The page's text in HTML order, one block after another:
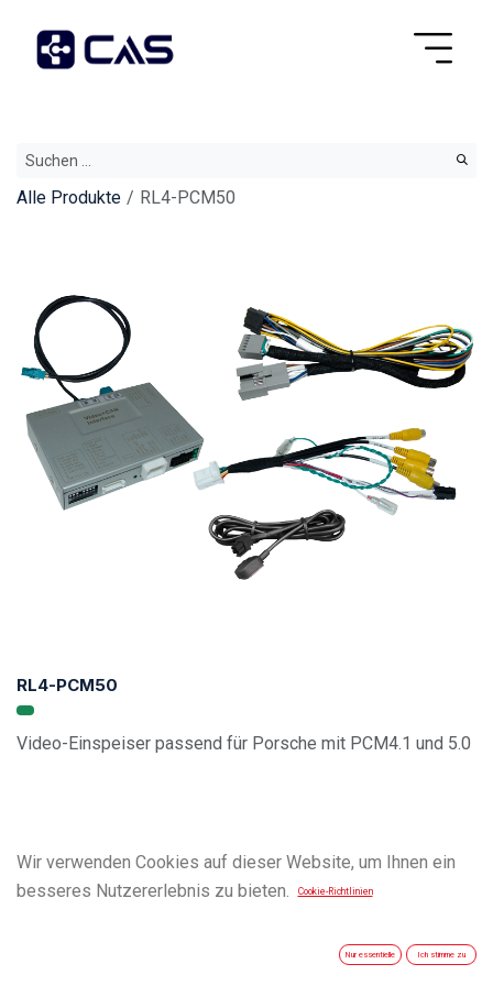
Alle Produkte RL4-PCM50
RL4-PCM50
Video-Einspeiser passend für Porsche mit PCM4.1 und 5.0
Wir verwenden Cookies auf dieser Website, um Ihnen ein
besseres Nutzererlebnis zu bieten.
Cookie-Richtlinien
Nur essentielle Ich stimme zu